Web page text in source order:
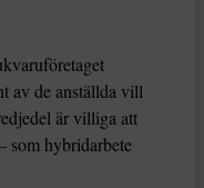
av de anställda vill
är villiga att
som hybridarbete